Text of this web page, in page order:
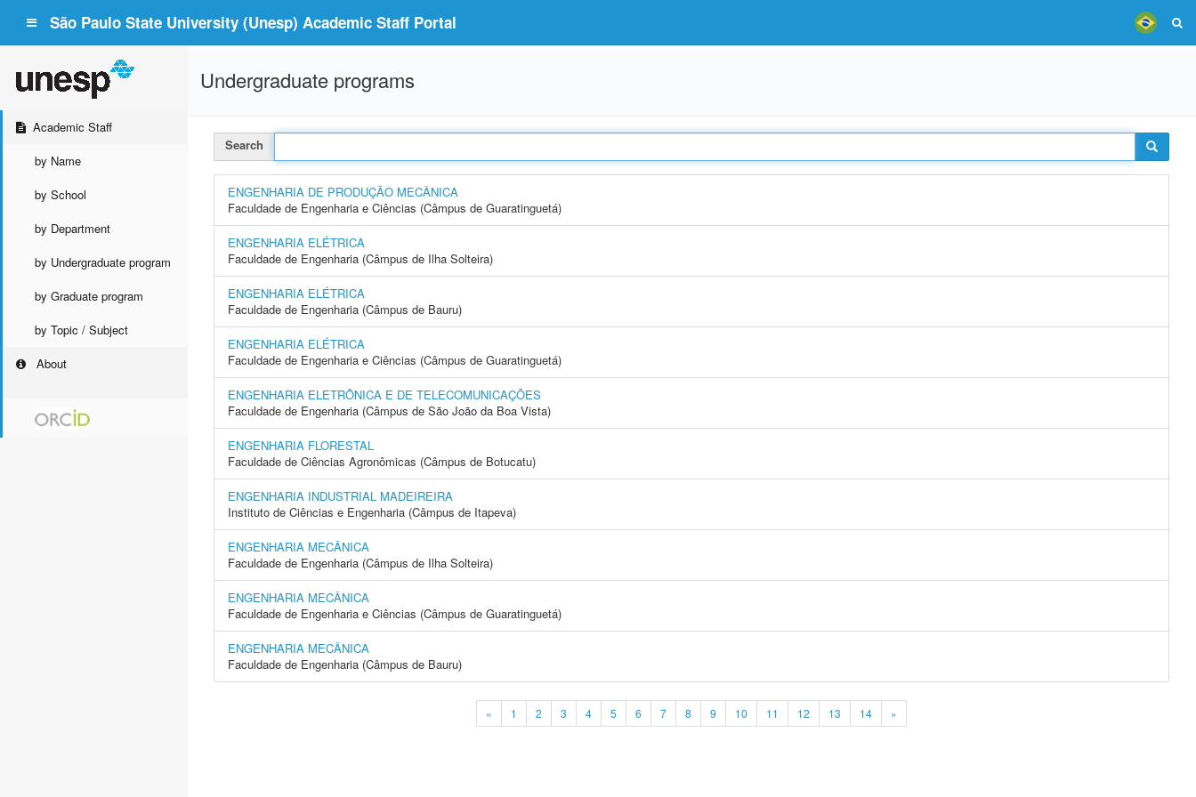
São Paulo State University (Unesp) Academic Staff Portal
Academic Staff
by Name
by School
by Department
by Undergraduate program
by Graduate program
by Topic / Subject
About
Undergraduate programs
Search
ENGENHARIA DE PRODUÇÃO MECÂNICA
Faculdade de Engenharia e Ciências (Câmpus de Guaratinguetá)
ENGENHARIA ELÉTRICA
Faculdade de Engenharia (Câmpus de Ilha Solteira)
ENGENHARIA ELÉTRICA
Faculdade de Engenharia (Câmpus de Bauru)
ENGENHARIA ELÉTRICA
Faculdade de Engenharia e Ciências (Câmpus de Guaratinguetá)
ENGENHARIA ELETRÔNICA E DE TELECOMUNICAÇÕES
Faculdade de Engenharia (Câmpus de São João da Boa Vista)
ENGENHARIA FLORESTAL
Faculdade de Ciências Agronômicas (Câmpus de Botucatu)
ENGENHARIA INDUSTRIAL MADEIREIRA
Instituto de Ciências e Engenharia (Câmpus de Itapeva)
ENGENHARIA MECÂNICA
Faculdade de Engenharia (Câmpus de Ilha Solteira)
ENGENHARIA MECÂNICA
Faculdade de Engenharia e Ciências (Câmpus de Guaratinguetá)
ENGENHARIA MECÂNICA
Faculdade de Engenharia (Câmpus de Bauru)
« 1 2 3 4 5 6 7 8 9 10 11 12 13 14 »